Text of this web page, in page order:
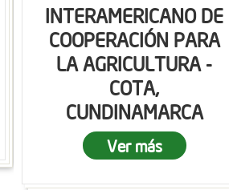
INTERAMERICANO DE
COOPERACIÓN PARA
LA AGRICULTURA -
COTA,
CUNDINAMARCA
Ver más